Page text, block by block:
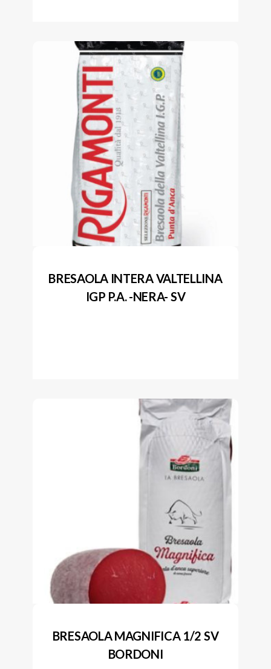
BRESAOLA INTERA VALTELLINA
IGP P.A. -NERA- SV
BRESAOLA MAGNIFICA 1/2 SV
BORDONI